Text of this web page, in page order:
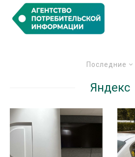
Последние
Яндекс